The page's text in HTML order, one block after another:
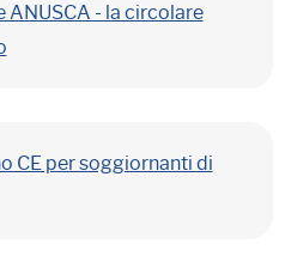
ANUSCA - la circolare
CE per soggiornanti di